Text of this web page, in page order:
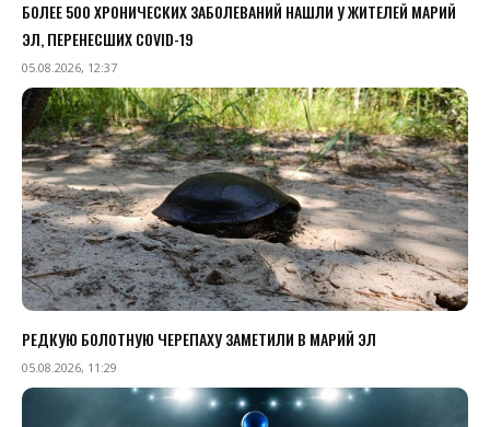
БОЛЕЕ 500 ХРОНИЧЕСКИХ ЗАБОЛЕВАНИЙ НАШЛИ У ЖИТЕЛЕЙ МАРИЙ
ЭЛ, ПЕРЕНЕСШИХ COVID-19
05.08.2026, 12:37
РЕДКУЮ БОЛОТНУЮ ЧЕРЕПАХУ ЗАМЕТИЛИ В МАРИЙ ЭЛ
05.08.2026, 11:29